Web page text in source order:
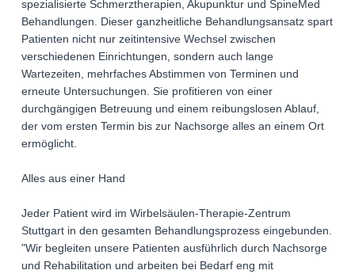
spezialisierte Schmerztherapien, Akupunktur und SpineMed
Behandlungen. Dieser ganzheitliche Behandlungsansatz spart
Patienten nicht nur zeitintensive Wechsel zwischen
verschiedenen Einrichtungen, sondern auch lange
Wartezeiten, mehrfaches Abstimmen von Terminen und
erneute Untersuchungen. Sie profitieren von einer
durchgängigen Betreuung und einem reibungslosen Ablauf,
der vom ersten Termin bis zur Nachsorge alles an einem Ort
ermöglicht.
Alles aus einer Hand
Jeder Patient wird im Wirbelsäulen-Therapie-Zentrum
Stuttgart in den gesamten Behandlungsprozess eingebunden.
"Wir begleiten unsere Patienten ausführlich durch Nachsorge
und Rehabilitation und arbeiten bei Bedarf eng mit